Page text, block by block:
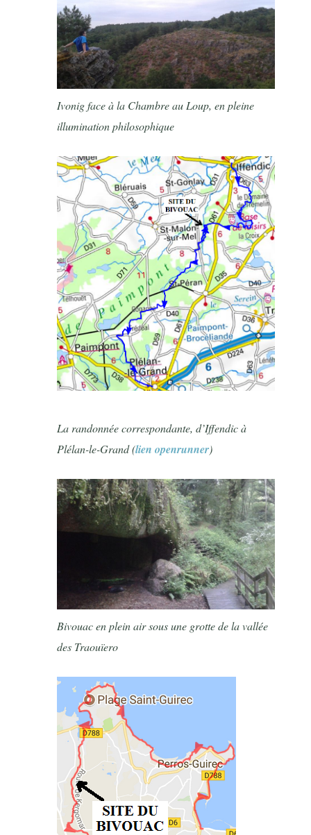
Ivonig face à la Chambre au Loup, en pleine
illumination philosophique
La randonnée correspondante, d’Iffendic à
Plélan-le-Grand (lien openrunner)
Bivouac en plein air sous une grotte de la vallée
des Traouïero